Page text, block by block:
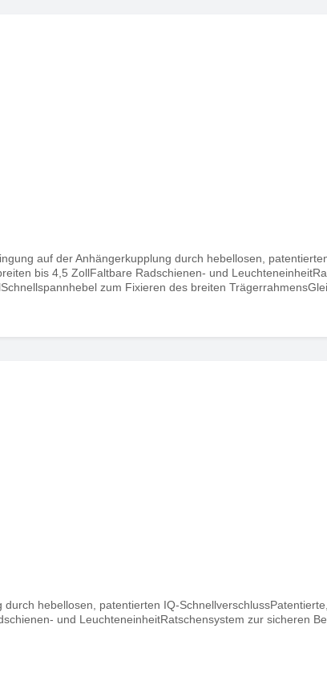
auf der Anhängerkupplung durch hebellosen,
bis 4,5 ZollFaltbare Radschienen- und
zum Fixieren des breiten
hebellosen, patentierten IQ-
und LeuchteneinheitRatschensystem zur sicheren